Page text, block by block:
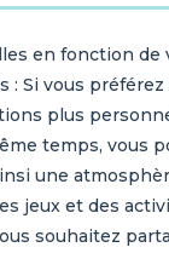
en fonction
Si vous
plus
temps, vous
une
jeux et des
souhaitez